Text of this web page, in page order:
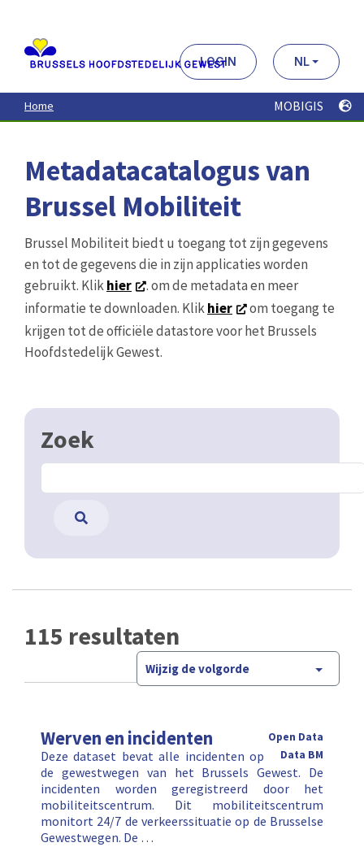
contenu
principal
LOGIN NL
Home MOBIGIS
Metadatacatalogus van
Brussel Mobiliteit
Brussel Mobiliteit biedt u toegang tot zijn gegevens
en tot de gegevens die in zijn applicaties worden
gebruikt. Klikhier
. om de metadata en meer
informatie te downloaden. Klikhier
om toegang te
krijgen tot de officiële datastore voor het Brussels
Hoofdstedelijk Gewest.
Zoek
115 resultaten
Wijzig de volgorde
Werven en incidenten
Open Data
Data BM
Deze dataset bevat alle incidenten op
de gewestwegen van het Brussels Gewest. De
incidenten worden geregistreerd door het
mobiliteitscentrum. Dit mobiliteitscentrum
monitort 24/7 de verkeerssituatie op de Brusselse
Gewestwegen. De …